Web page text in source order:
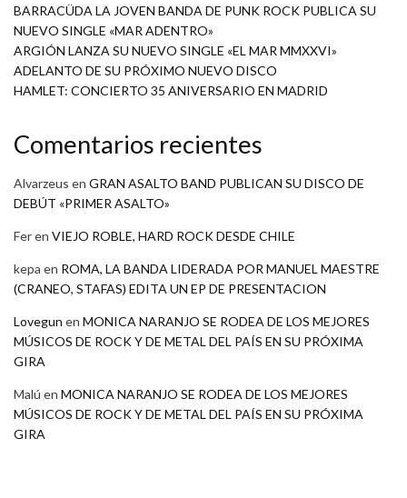
BARRACÜDA LA JOVEN BANDA DE PUNK ROCK PUBLICA SU
NUEVO SINGLE «MAR ADENTRO»
ARGIÓN LANZA SU NUEVO SINGLE «EL MAR MMXXVI»
ADELANTO DE SU PRÓXIMO NUEVO DISCO
HAMLET: CONCIERTO 35 ANIVERSARIO EN MADRID
Comentarios recientes
Alvarzeus en GRAN ASALTO BAND PUBLICAN SU DISCO DE
DEBÚT «PRIMER ASALTO»
Feren VIEJO ROBLE, HARD ROCK DESDE CHILE
kepa en ROMA, LA BANDA LIDERADA POR MANUEL MAESTRE
(CRANEO, STAFAS) EDITA UN EP DE PRESENTACION
Lovegun en MONICA NARANJO SE RODEA DE LOS MEJORES
MÚSICOS DE ROCK Y DE METAL DEL PAÍS EN SU PRÓXIMA
GIRA
Malú en MONICA NARANJO SE RODEA DE LOS MEJORES
MÚSICOS DE ROCK Y DE METAL DEL PAÍS EN SU PRÓXIMA
GIRA